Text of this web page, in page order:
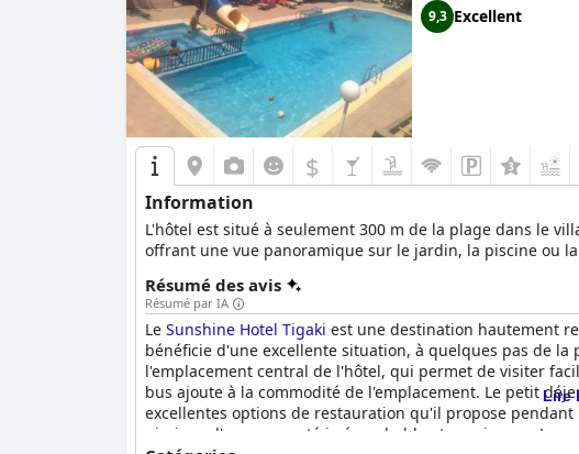
9,3 Excellent
$
Information
L'hôtel est situé à seulement 300 m de la plage dans le
offrant une vue panoramique sur le jardin, la piscine ou la
Résumé des avis
Résumé par IA
Le Sunshine Hotel Tigaki est une destination hautement
bénéficie d'une excellente situation, à quelques pas de
l'emplacement central de l'hôtel, qui permet de visiter
bus ajoute à la commodité de l'emplacement. Le petit
excellentes options de restauration qu'il propose
piscines d'une propreté irréprochable et spacieuses. Le
Lire